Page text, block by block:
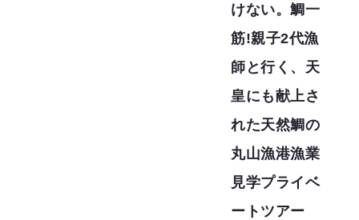
けない。鯛一
筋!親子2代漁
師と行く、天
皇にも献上さ
れた天然鯛の
丸山漁港漁業
見学プライベ
ートツアー